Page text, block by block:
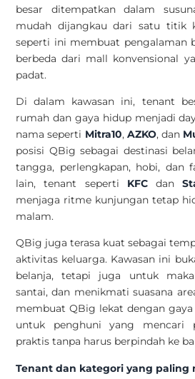
besar ditempatkan dalam
mudah dijangkau dari satu titik
seperti ini membuat pengalaman
berbeda dari mall konvensional
padat.
Di dalam kawasan ini, tenant
rumah dan gaya hidup menjadi
nama seperti Mitra10, AZKO, dan
posisi QBig sebagai destinasi
tangga, perlengkapan, hobi, dan
lain, tenant seperti KFCdan
menjaga ritme kunjungan tetap
malam.
QBig juga terasa kuat sebagai
aktivitas keluarga. Kawasan ini
belanja, tetapi juga untuk
santai, dan menikmati suasana
membuat QBig lekat dengan
untuk penghuni yang mencari
praktis tanpa harus berpindah ke
Tenant dan kategori yang paling